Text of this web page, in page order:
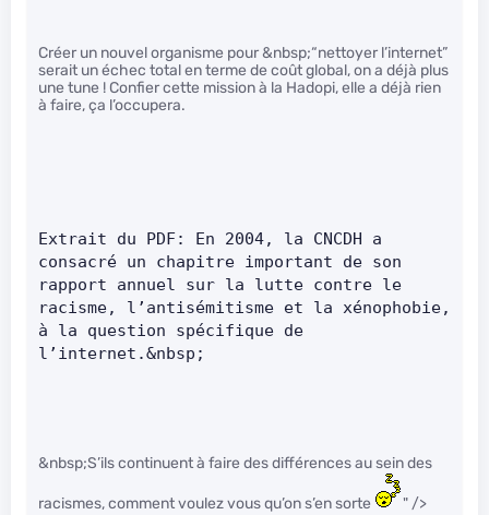
Créer un nouvel organisme pour &nbsp;“nettoyer l’internet”
serait un échec total en terme de coût global, on a déjà plus
une tune ! Confier cette mission à la Hadopi, elle a déjà rien
à faire, ça l’occupera.
Extrait du PDF: En 2004, la CNCDH a
consacré un chapitre important de son
rapport annuel sur la lutte contre le
racisme, l’antisémitisme et la xénophobie,
à la question spécifique de
l’internet.&nbsp;
&nbsp;S’ils continuent à faire des différences au sein des
racismes, comment voulez vous qu’on s’en sorte " />